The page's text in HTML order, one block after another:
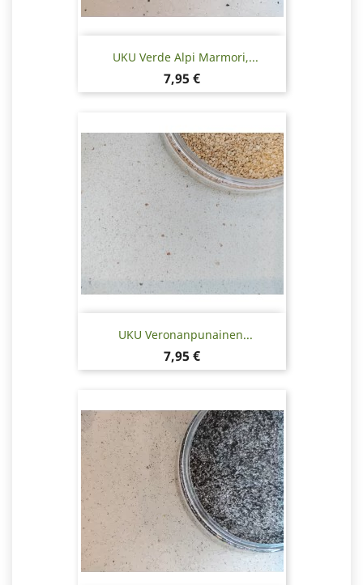
UKU Verde Alpi Marmori,...
Hinta
7,95 €
UKU Veronanpunainen...
Hinta
7,95 €